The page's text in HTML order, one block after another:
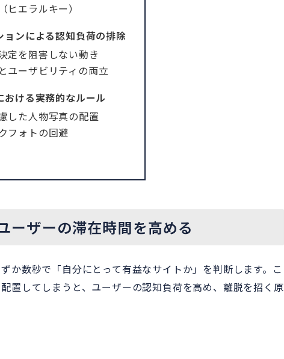
ヒエラルキー）
ンによる認知負荷の排除
定を阻害しない動き
ユーザビリティの両立
ける実務的なルール
した人物写真の配置
フォトの回避
ーザーの滞在時間を高める
か数秒で「自分にとって有益なサイトか」を判断します。こ
置してしまうと、ユーザーの認知負荷を高め、離脱を招く原